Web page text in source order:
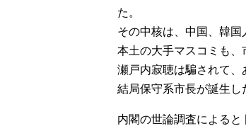
た。
その中核は、中国、韓国
本土の大手マスコミも、
瀬戸内寂聴は騙されて、
結局保守系市長が誕生し
内閣の世論調査による